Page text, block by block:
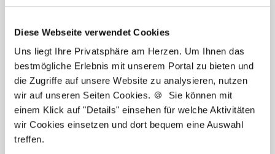
Diese Webseite verwendet Cookies
Uns liegt Ihre Privatsphäre am Herzen. Um Ihnen das
bestmögliche Erlebnis mit unserem Portal zu bieten und
die Zugriffe auf unsere Website zu analysieren, nutzen
wir auf unseren Seiten Cookies. 🍪 Sie können mit
einem Klick auf "Details" einsehen für welche Aktivitäten
wir Cookies einsetzen und dort bequem eine Auswahl
treffen.
Marcel Willing
Ansprechpartner